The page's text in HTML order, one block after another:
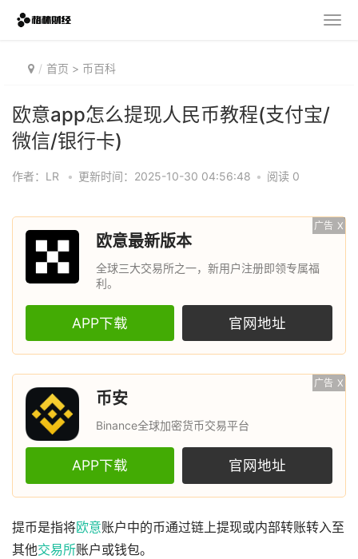
首页 > 币百科
欧意app怎么提现人民币教程(支付宝/
微信/银行卡)
作者：LR • 更新时间：2025-10-30 04:56:48 • 阅读 0
广告 X
欧意最新版本
全球三大交易所之一，新用户注册即领专属福
利。
APP下载 官网地址
广告 X
币安
Binance全球加密货币交易平台
APP下载 官网地址
提币是指将欧意账户中的币通过链上提现或内部转账转入至
其他交易所账户或钱包。